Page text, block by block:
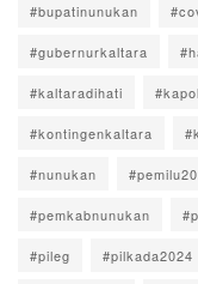
#bupatinunukan
#gubernurkaltara
#kaltaradihati
#kontingenkaltara
#nunukan
#pemkabnunukan
#pileg #pilkada2024